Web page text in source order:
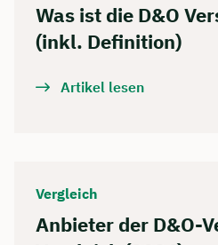
Was ist die D&O
(inkl. Definition)
Artikel lesen
Vergleich
Anbieter der D&O-